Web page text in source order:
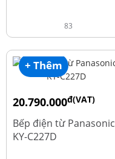
83
+ Thêm
20.790.000đ(VAT)
25.990.000
Bếp điện từ Panasonic
KY-C227D